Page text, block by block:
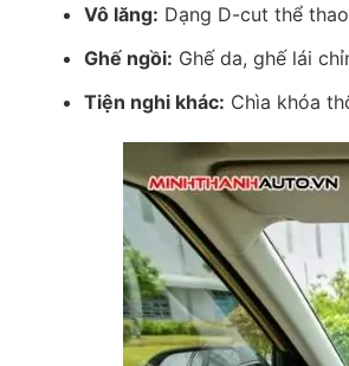
Vô lăng: Dạng D-cut thể
Ghế ngồi: Ghế da, ghế lái
Tiện nghi khác: Chìa khóa